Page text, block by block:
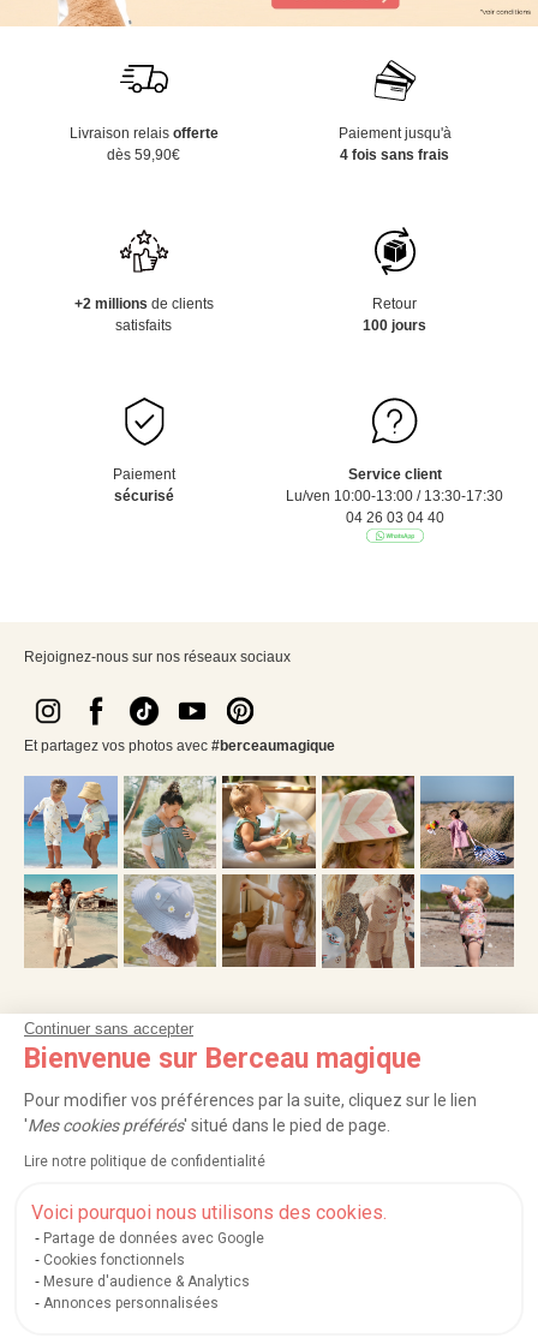
Continuer sans accepter
Bienvenue sur Berceau magique
Pour modifier vos préférences par la suite, cliquez sur le lien
'Mes cookies préférés' situé dans le pied de page.
Lire notre politique de confidentialité
Voici pourquoi nous utilisons des cookies.
Partage de données avec Google
Cookies fonctionnels
Mesure d'audience & Analytics
Annonces personnalisées
Livraison relais offerte
dès 59,90€
Paiement jusqu'à
4 fois sans frais
+2 millions de clients
satisfaits
Retour
100 jours
Paiement
sécurisé
Service client
Lu/ven 10:00-13:00 / 13:30-17:30
04 26 03 04 40
Rejoignez-nous sur nos réseaux sociaux
Et partagez vos photos avec #berceaumagique
NOS SERVICES
À PROPOS
LISTES CADEAUX